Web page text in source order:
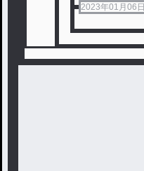
2023年01月06日